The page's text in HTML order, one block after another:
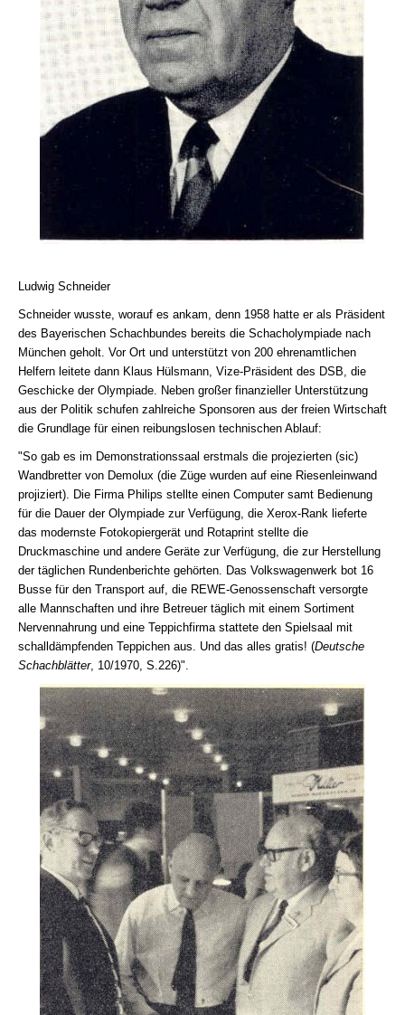
Ludwig Schneider
Schneider wusste, worauf es ankam, denn 1958 hatte er als Präsident
des Bayerischen Schachbundes bereits die Schacholympiade nach
München geholt. Vor Ort und unterstützt von 200 ehrenamtlichen
Helfern leitete dann Klaus Hülsmann, Vize-Präsident des DSB, die
Geschicke der Olympiade. Neben großer finanzieller Unterstützung
aus der Politik schufen zahlreiche Sponsoren aus der freien Wirtschaft
die Grundlage für einen reibungslosen technischen Ablauf:
"So gab es im Demonstrationssaal erstmals die projezierten (sic)
Wandbretter von Demolux (die Züge wurden auf eine Riesenleinwand
projiziert). Die Firma Philips stellte einen Computer samt Bedienung
für die Dauer der Olympiade zur Verfügung, die Xerox-Rank lieferte
das modernste Fotokopiergerät und Rotaprint stellte die
Druckmaschine und andere Geräte zur Verfügung, die zur Herstellung
der täglichen Rundenberichte gehörten. Das Volkswagenwerk bot 16
Busse für den Transport auf, die REWE-Genossenschaft versorgte
alle Mannschaften und ihre Betreuer täglich mit einem Sortiment
Nervennahrung und eine Teppichfirma stattete den Spielsaal mit
schalldämpfenden Teppichen aus. Und das alles gratis! (Deutsche
Schachblätter, 10/1970, S.226)".